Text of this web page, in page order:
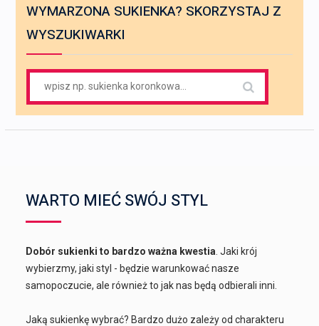
WYMARZONA SUKIENKA? SKORZYSTAJ Z
WYSZUKIWARKI
WARTO MIEĆ SWÓJ STYL
Dobór sukienki to bardzo ważna kwestia . Jaki krój
wybierzmy, jaki styl - będzie warunkować nasze
samopoczucie, ale również to jak nas będą odbierali inni.
Jaką sukienkę wybrać? Bardzo dużo zależy od charakteru